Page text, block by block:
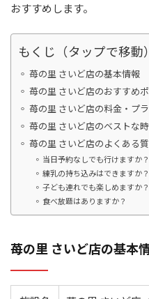
おすすめします。
もくじ（タップで移動）
苺の里 さいど店の基本情報
苺の里 さいど店のおすすめ
苺の里 さいど店の料金・プ
苺の里 さいど店のベストな
苺の里 さいど店のよくある
当日予約なしでも行けますか？
練乳の持ち込みはできますか？
子ども連れでも楽しめますか？
食べ放題はありますか？
苺の里 さいど店の基本